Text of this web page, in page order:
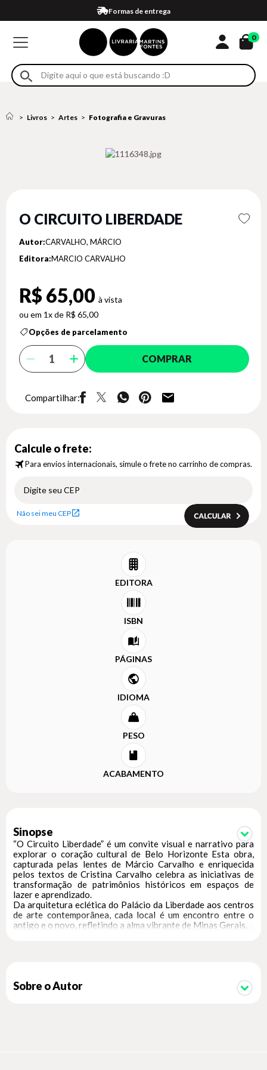
Formas de entrega
Compra 100% segura
Em até 4x sem juros no cartão*
Retire na loja
Eventos
0
Livros Artes Fotografia e Gravuras
O CIRCUITO LIBERDADE
Autor:CARVALHO, MÁRCIO
Editora:MARCIO CARVALHO
R$ 65,00
1x de R$ 65,00
Opções de parcelamento
COMPRAR
Compartilhar:
Calcule o frete:
Para envios internacionais, simule o frete no carrinho de compras.
Não sei meu CEP
EDITORA
ISBN
PÁGINAS
IDIOMA
PESO
ACABAMENTO
Sinopse
“O Circuito Liberdade” é um convite visual e narrativo para
explorar o coração cultural de Belo Horizonte Esta obra,
capturada pelas lentes de Márcio Carvalho e enriquecida
pelos textos de Cristina Carvalho celebra as iniciativas de
transformação de patrimônios históricos em espaços de
lazer e aprendizado.
Da arquitetura eclética do Palácio da Liberdade aos centros
de arte contemporânea, cada local é um encontro entre o
antigo e o novo, refletindo a alma vibrante de Minas Gerais.
Sobre o Autor